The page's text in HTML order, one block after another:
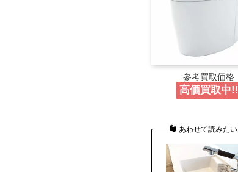
参考買取価格
高価買取中!!
あわせて読みたい